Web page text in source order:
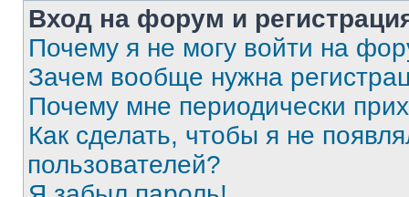
Вход на форум и
Почему я не могу войти на
Зачем вообще нужна
Почему мне периодически
Как сделать, чтобы я не
пользователей?